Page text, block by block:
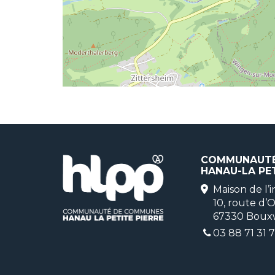
HANAU-LA
Maison de
10, route
67330
03 88 71 31